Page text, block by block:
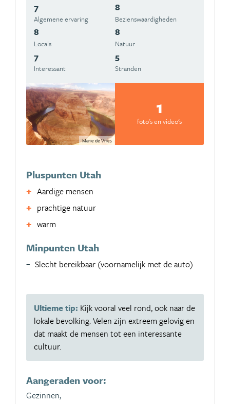
7
Algemene ervaring
8
Beziens­waardigheden
8
Locals
8
Natuur
7
Interessant
5
Stranden
Marie de Vries
1
foto's en video's
Pluspunten Utah
Aardige mensen
prachtige natuur
warm
Minpunten Utah
Slecht bereikbaar (voornamelijk met de auto)
Ultieme tip: Kijk vooral veel rond, ook naar de
lokale bevolking. Velen zijn extreem gelovig en
dat maakt de mensen tot een interessante
cultuur.
Aangeraden voor:
Gezinnen,